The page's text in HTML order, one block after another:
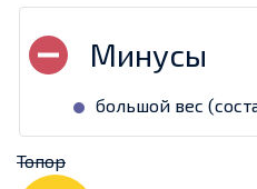
большой вес
Топор